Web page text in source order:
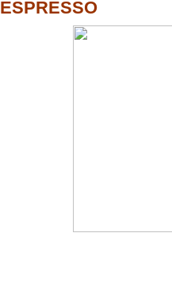
ESPRESSO